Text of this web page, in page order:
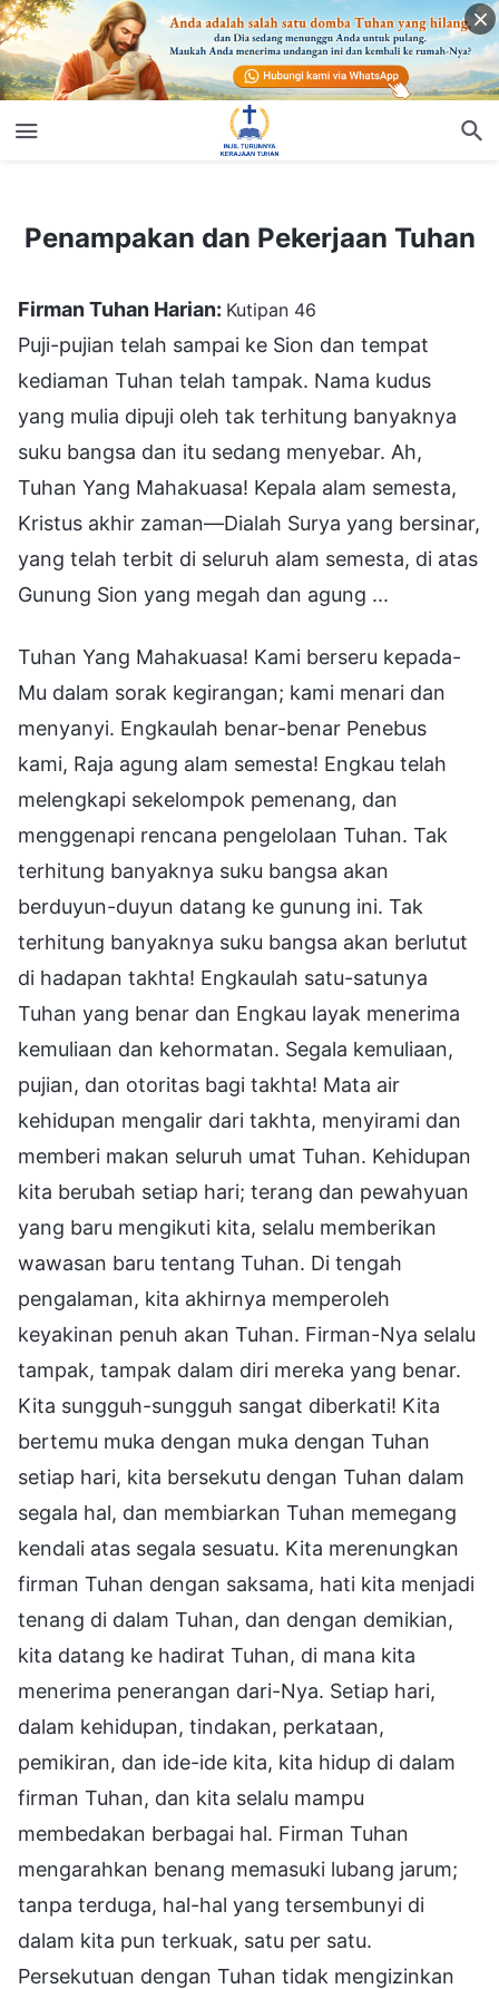
Penampakan dan Pekerjaan Tuhan
Penampakan dan Pekerjaan Tuhan
Firman Tuhan Harian: Kutipan 46
Puji-pujian telah sampai ke Sion dan tempat
kediaman Tuhan telah tampak. Nama kudus
yang mulia dipuji oleh tak terhitung banyaknya
suku bangsa dan itu sedang menyebar. Ah,
Tuhan Yang Mahakuasa! Kepala alam semesta,
Kristus akhir zaman—Dialah Surya yang bersinar,
yang telah terbit di seluruh alam semesta, di atas
Gunung Sion yang megah dan agung ...
Tuhan Yang Mahakuasa! Kami berseru kepada-
Mu dalam sorak kegirangan; kami menari dan
menyanyi. Engkaulah benar-benar Penebus
kami, Raja agung alam semesta! Engkau telah
melengkapi sekelompok pemenang, dan
menggenapi rencana pengelolaan Tuhan. Tak
terhitung banyaknya suku bangsa akan
berduyun-duyun datang ke gunung ini. Tak
terhitung banyaknya suku bangsa akan berlutut
di hadapan takhta! Engkaulah satu-satunya
Tuhan yang benar dan Engkau layak menerima
kemuliaan dan kehormatan. Segala kemuliaan,
pujian, dan otoritas bagi takhta! Mata air
kehidupan mengalir dari takhta, menyirami dan
memberi makan seluruh umat Tuhan. Kehidupan
kita berubah setiap hari; terang dan pewahyuan
yang baru mengikuti kita, selalu memberikan
wawasan baru tentang Tuhan. Di tengah
pengalaman, kita akhirnya memperoleh
keyakinan penuh akan Tuhan. Firman-Nya selalu
tampak, tampak dalam diri mereka yang benar.
Kita sungguh-sungguh sangat diberkati! Kita
bertemu muka dengan muka dengan Tuhan
setiap hari, kita bersekutu dengan Tuhan dalam
segala hal, dan membiarkan Tuhan memegang
kendali atas segala sesuatu. Kita merenungkan
firman Tuhan dengan saksama, hati kita menjadi
tenang di dalam Tuhan, dan dengan demikian,
kita datang ke hadirat Tuhan, di mana kita
menerima penerangan dari-Nya. Setiap hari,
dalam kehidupan, tindakan, perkataan,
pemikiran, dan ide-ide kita, kita hidup di dalam
firman Tuhan, dan kita selalu mampu
membedakan berbagai hal. Firman Tuhan
mengarahkan benang memasuki lubang jarum;
tanpa terduga, hal-hal yang tersembunyi di
dalam kita pun terkuak, satu per satu.
Persekutuan dengan Tuhan tidak mengizinkan